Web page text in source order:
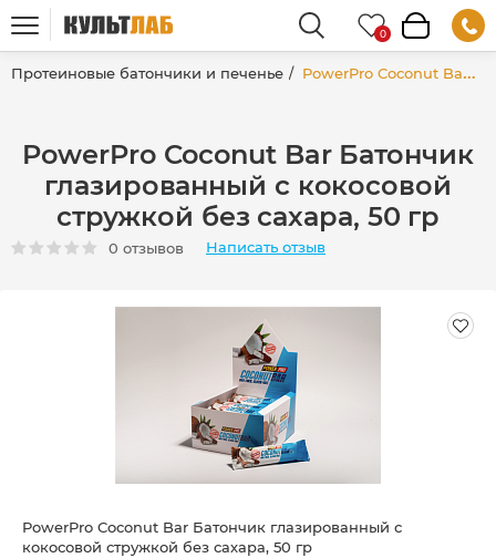
Протеиновые батончики и печенье PowerPro Coconut Bar Батончик глазированный с кокосовой стружкой без сахара, 50 гр
PowerPro Coconut Bar Батончик
глазированный с кокосовой
стружкой без сахара, 50 гр
0 отзывов Написать отзыв
PowerPro Coconut Bar Батончик глазированный с
кокосовой стружкой без сахара, 50 гр